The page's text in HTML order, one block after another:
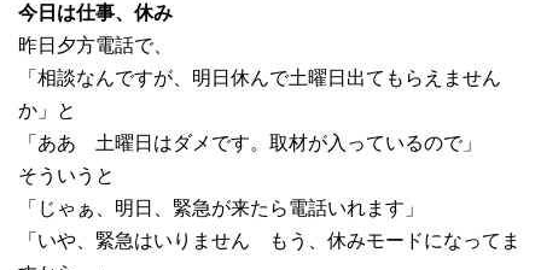
今日は仕事、休み
昨日夕方電話で、
「相談なんですが、明日休んで土曜日出てもらえません
か」と
「ああ 土曜日はダメです。取材が入っているので」
そういうと
「じゃぁ、明日、緊急が来たら電話いれます」
「いや、緊急はいりません もう、休みモードになってま